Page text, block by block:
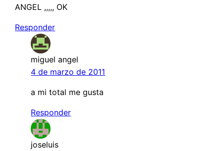
ANGEL ,,,,, OK
Responder
miguel angel
4 de marzo de 2011
a mi total me gusta
Responder
joseluis